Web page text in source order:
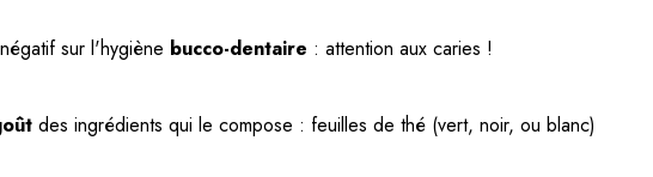
sur l'hygiène bucco-dentaire : attention aux caries !
des ingrédients qui le compose : feuilles de thé (vert, noir, ou blanc)